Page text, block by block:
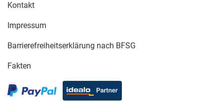
Kontakt
Impressum
Barrierefreiheitserklärung nach BFSG
Fakten